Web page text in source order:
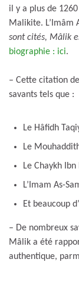
il y a plus de
Malikite. L’Imâm
sont cités, Mâlik
biographie : ici.
– Cette citation
savants tels que :
Le Hâfidh
Le
Le Chaykh
L’Imam As-
Et beaucoup
– De nombreux
Mâlik a été
authentique,